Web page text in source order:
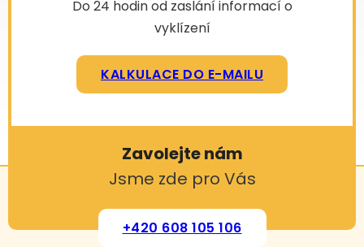
Do 24 hodin od zaslání informací o
vyklízení
KALKULACE DO E-MAILU
Zavolejte nám
Jsme zde pro Vás
+420 608 105 106